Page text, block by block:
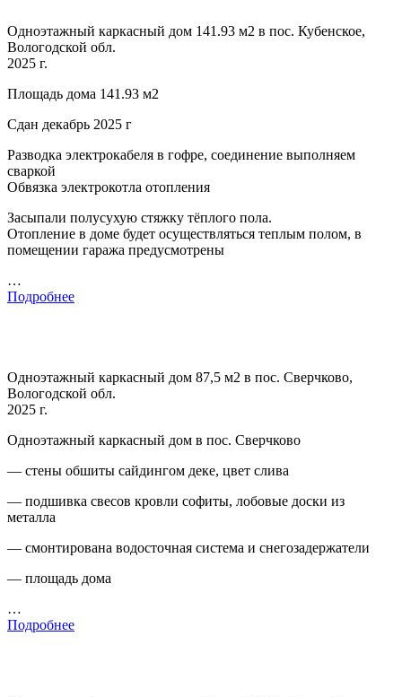
Одноэтажный каркасный дом 141.93 м2 в пос. Кубенское,
Вологодской обл.
2025 г.
Площадь дома 141.93 м2
Сдан декабрь 2025 г
Разводка электрокабеля в гофре, соединение выполняем
сваркой
Обвязка электрокотла отопления
Засыпали полусухую стяжку тёплого пола.
Отопление в доме будет осуществляться теплым полом, в
помещении гаража предусмотрены
…
Подробнее
Одноэтажный каркасный дом 87,5 м2 в пос. Сверчково,
Вологодской обл.
2025 г.
Одноэтажный каркасный дом в пос. Сверчково
— стены обшиты сайдингом деке, цвет слива
— подшивка свесов кровли софиты, лобовые доски из
металла
— смонтирована водосточная система и снегозадержатели
— площадь дома
…
Подробнее